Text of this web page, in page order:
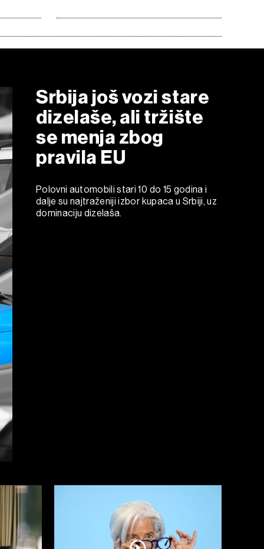
Srbija još vozi stare
dizelaše, ali tržište
se menja zbog
pravila EU
Polovni automobili stari 10 do 15 godina i
dalje su najtraženiji izbor kupaca u Srbiji, uz
dominaciju dizelaša.